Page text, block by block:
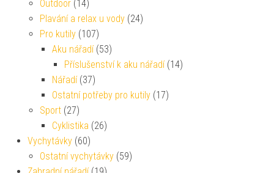
Outdoor (14)
Plavání a relax u vody (24)
Pro kutily (107)
Aku nářadí (53)
Příslušenství k aku nářadí (14)
Nářadí (37)
Ostatní potřeby pro kutily (17)
Sport (27)
Cyklistika (26)
Vychytávky (60)
Ostatní vychytávky (59)